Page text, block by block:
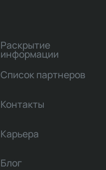
Раскрытие
информации
Список партнеров
Контакты
Карьера
Блог